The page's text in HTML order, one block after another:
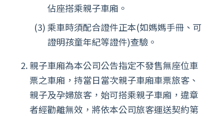
佔座搭乘親子車廂。
乘車時須配合證件正本(如媽媽手冊、可
證明孩童年紀等證件)查驗。
親子車廂為本公司公告指定不發售無座位車
票之車廂，持當日當次親子車廂車票旅客、
親子及孕婦旅客，始可搭乘親子車廂，違章
者經勸離無效，將依本公司旅客運送契約第